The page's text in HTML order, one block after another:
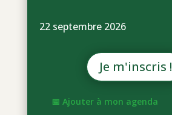
22 septembre 2026
Je m'inscris !
📅 Ajouter à mon agenda